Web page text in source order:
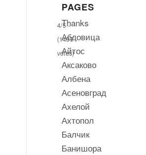
4/5 -
(1497
votes)
PAGES
Thanks
Абдовица
Айтос
Аксаково
Албена
Асеновград
Ахелой
Ахтопол
Балчик
Банишора